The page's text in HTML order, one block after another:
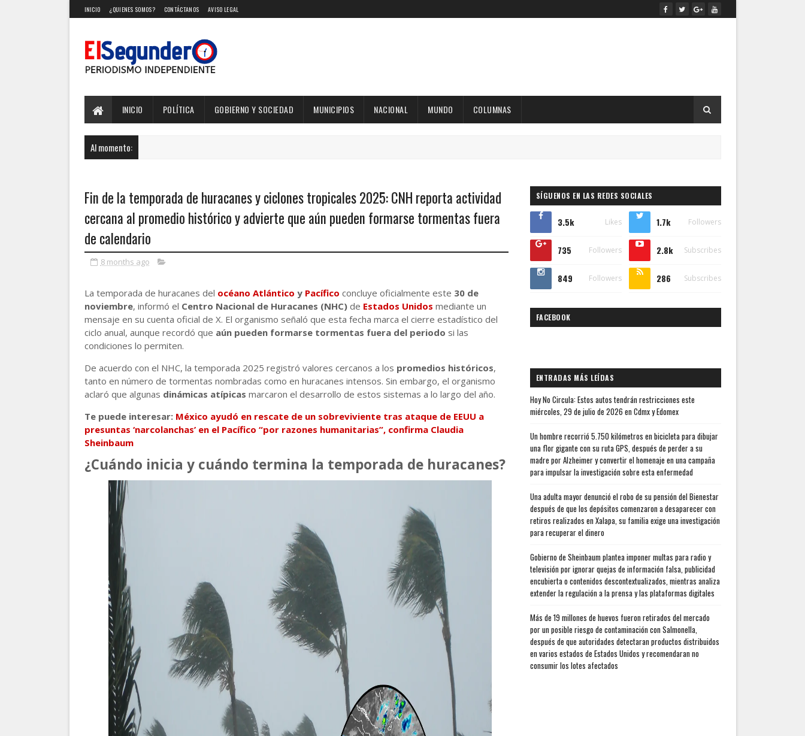
INICIO ¿QUIENES SOMOS? CONTÁCTANOS AVISO LEGAL
INICIO POLÍTICA GOBIERNO Y SOCIEDAD MUNICIPIOS NACIONAL MUNDO COLUMNAS
Al momento:
Fin de la temporada de huracanes y ciclones tropicales 2025: CNH reporta actividad
cercana al promedio histórico y advierte que aún pueden formarse tormentas fuera
de calendario
8 months ago
La temporada de huracanes del océano Atlántico y Pacífico concluye oficialmente este 30 de
noviembre, informó el Centro Nacional de Huracanes (NHC)de Estados Unidos mediante un
mensaje en su cuenta oficial de X. El organismo señaló que esta fecha marca el cierre estadístico del
ciclo anual, aunque recordó que aún pueden formarse tormentas fuera del periodo si las
condiciones lo permiten.
De acuerdo con el NHC, la temporada 2025 registró valores cercanos a los promedios históricos,
tanto en número de tormentas nombradas como en huracanes intensos. Sin embargo, el organismo
aclaró que algunas dinámicas atípicas marcaron el desarrollo de estos sistemas a lo largo del año.
Te puede interesar: México ayudó en rescate de un sobreviviente tras ataque de EEUU a
presuntas ‘narcolanchas’ en el Pacífico “por razones humanitarias”, confirma Claudia
Sheinbaum
¿Cuándo inicia y cuándo termina la temporada de huracanes?
SÍGUENOS EN LAS REDES SOCIALES
3.5k Likes 1.7k Followers
735 Followers 2.8k Subscribes
849 Followers 286 Subscribes
FACEBOOK
ENTRADAS MÁS LEÍDAS
Hoy No Circula: Estos autos tendrán restricciones este
miércoles, 29 de julio de 2026 en Cdmx y Edomex
Un hombre recorrió 5.750 kilómetros en bicicleta para dibujar
una flor gigante con su ruta GPS, después de perder a su
madre por Alzheimer y convertir el homenaje en una campaña
para impulsar la investigación sobre esta enfermedad
Una adulta mayor denunció el robo de su pensión del Bienestar
después de que los depósitos comenzaron a desaparecer con
retiros realizados en Xalapa, su familia exige una investigación
para recuperar el dinero
Gobierno de Sheinbaum plantea imponer multas para radio y
televisión por ignorar quejas de información falsa, publicidad
encubierta o contenidos descontextualizados, mientras analiza
extender la regulación a la prensa y las plataformas digitales
Más de 19 millones de huevos fueron retirados del mercado
por un posible riesgo de contaminación con Salmonella,
después de que autoridades detectaran productos distribuidos
en varios estados de Estados Unidos y recomendaran no
consumir los lotes afectados